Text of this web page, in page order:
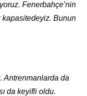
Fenerbahçe’nin
kapasitedeyiz. Bunun
Antrenmanlarda da
da keyifli oldu.